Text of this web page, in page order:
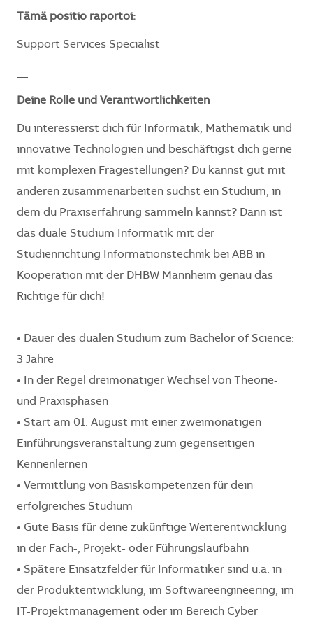
Tämä positio raportoi:
Support Services Specialist
Deine Rolle und Verantwortlichkeiten
Du interessierst dich für Informatik, Mathematik und
innovative Technologien und beschäftigst dich gerne
mit komplexen Fragestellungen? Du kannst gut mit
anderen zusammenarbeiten suchst ein Studium, in
dem du Praxiserfahrung sammeln kannst? Dann ist
das duale Studium Informatik mit der
Studienrichtung Informationstechnik bei ABB in
Kooperation mit der DHBW Mannheim genau das
Richtige für dich!
• Dauer des dualen Studium zum Bachelor of Science:
3 Jahre
• In der Regel dreimonatiger Wechsel von Theorie-
und Praxisphasen
• Start am 01. August mit einer zweimonatigen
Einführungsveranstaltung zum gegenseitigen
Kennenlernen
• Vermittlung von Basiskompetenzen für dein
erfolgreiches Studium
• Gute Basis für deine zukünftige Weiterentwicklung
in der Fach-, Projekt- oder Führungslaufbahn
• Spätere Einsatzfelder für Informatiker sind u.a. in
der Produktentwicklung, im Softwareengineering, im
IT-Projektmanagement oder im Bereich Cyber